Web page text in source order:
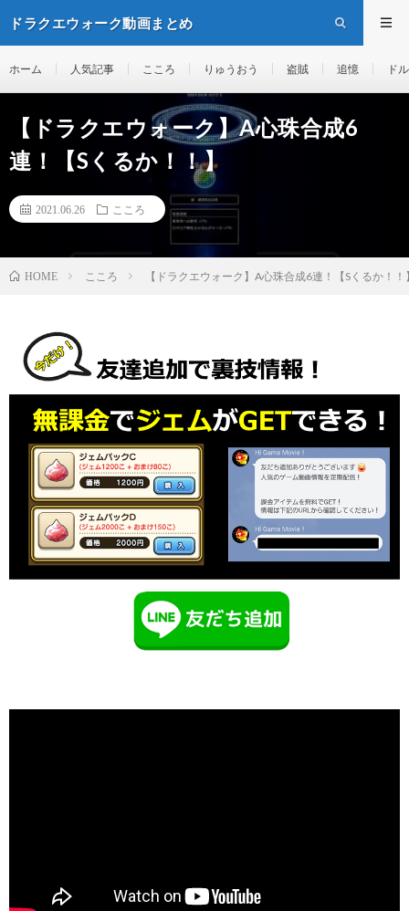
ドラクエウォーク動画まとめ
ホーム 人気記事 こころ りゅうおう 盗賊 追憶 ド
【ドラクエウォーク】A心珠合成6
連！【Sくるか！！】
2021.06.26 こころ
HOME こころ 【ドラクエウォーク】A心珠合成6連！【Sくるか！！